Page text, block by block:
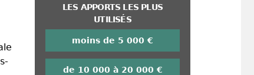
LES APPORTS LES PLUS
UTILISÉS
moins de 5 000 €
de 10 000 à 20 000 €